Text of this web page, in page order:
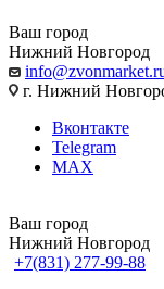
Ваш город
Нижний Новгород
г. Нижний
Вконтакте
Telegram
MAX
Ваш город
Нижний Новгород
+7(831) 277-99-88